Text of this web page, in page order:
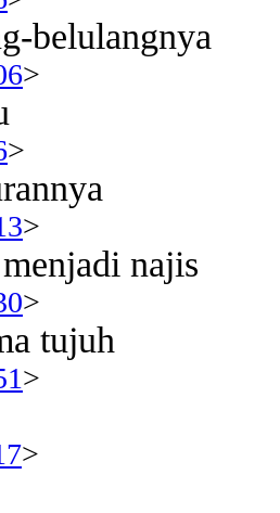
belulangnya
>
>
>
najis
>
tujuh
>
>